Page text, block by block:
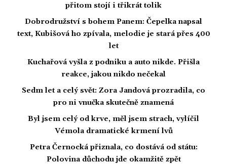
přitom stojí i třikrát tolik
Dobrodružství s bohem Panem: Čepelka napsal
text, Kubišová ho zpívala, melodie je stará přes 400
let
Kuchařová vyšla z podniku a auto nikde. Přišla
reakce, jakou nikdo nečekal
Sedm let a celý svět: Zora Jandová prozradila, co
pro ni vnučka skutečně znamená
Byl jsem celý od krve, měl jsem strach, vylíčil
Vémola dramatické krmení lvů
Petra Černocká přiznala, co dostává od státu:
Polovina důchodu jde okamžitě zpět